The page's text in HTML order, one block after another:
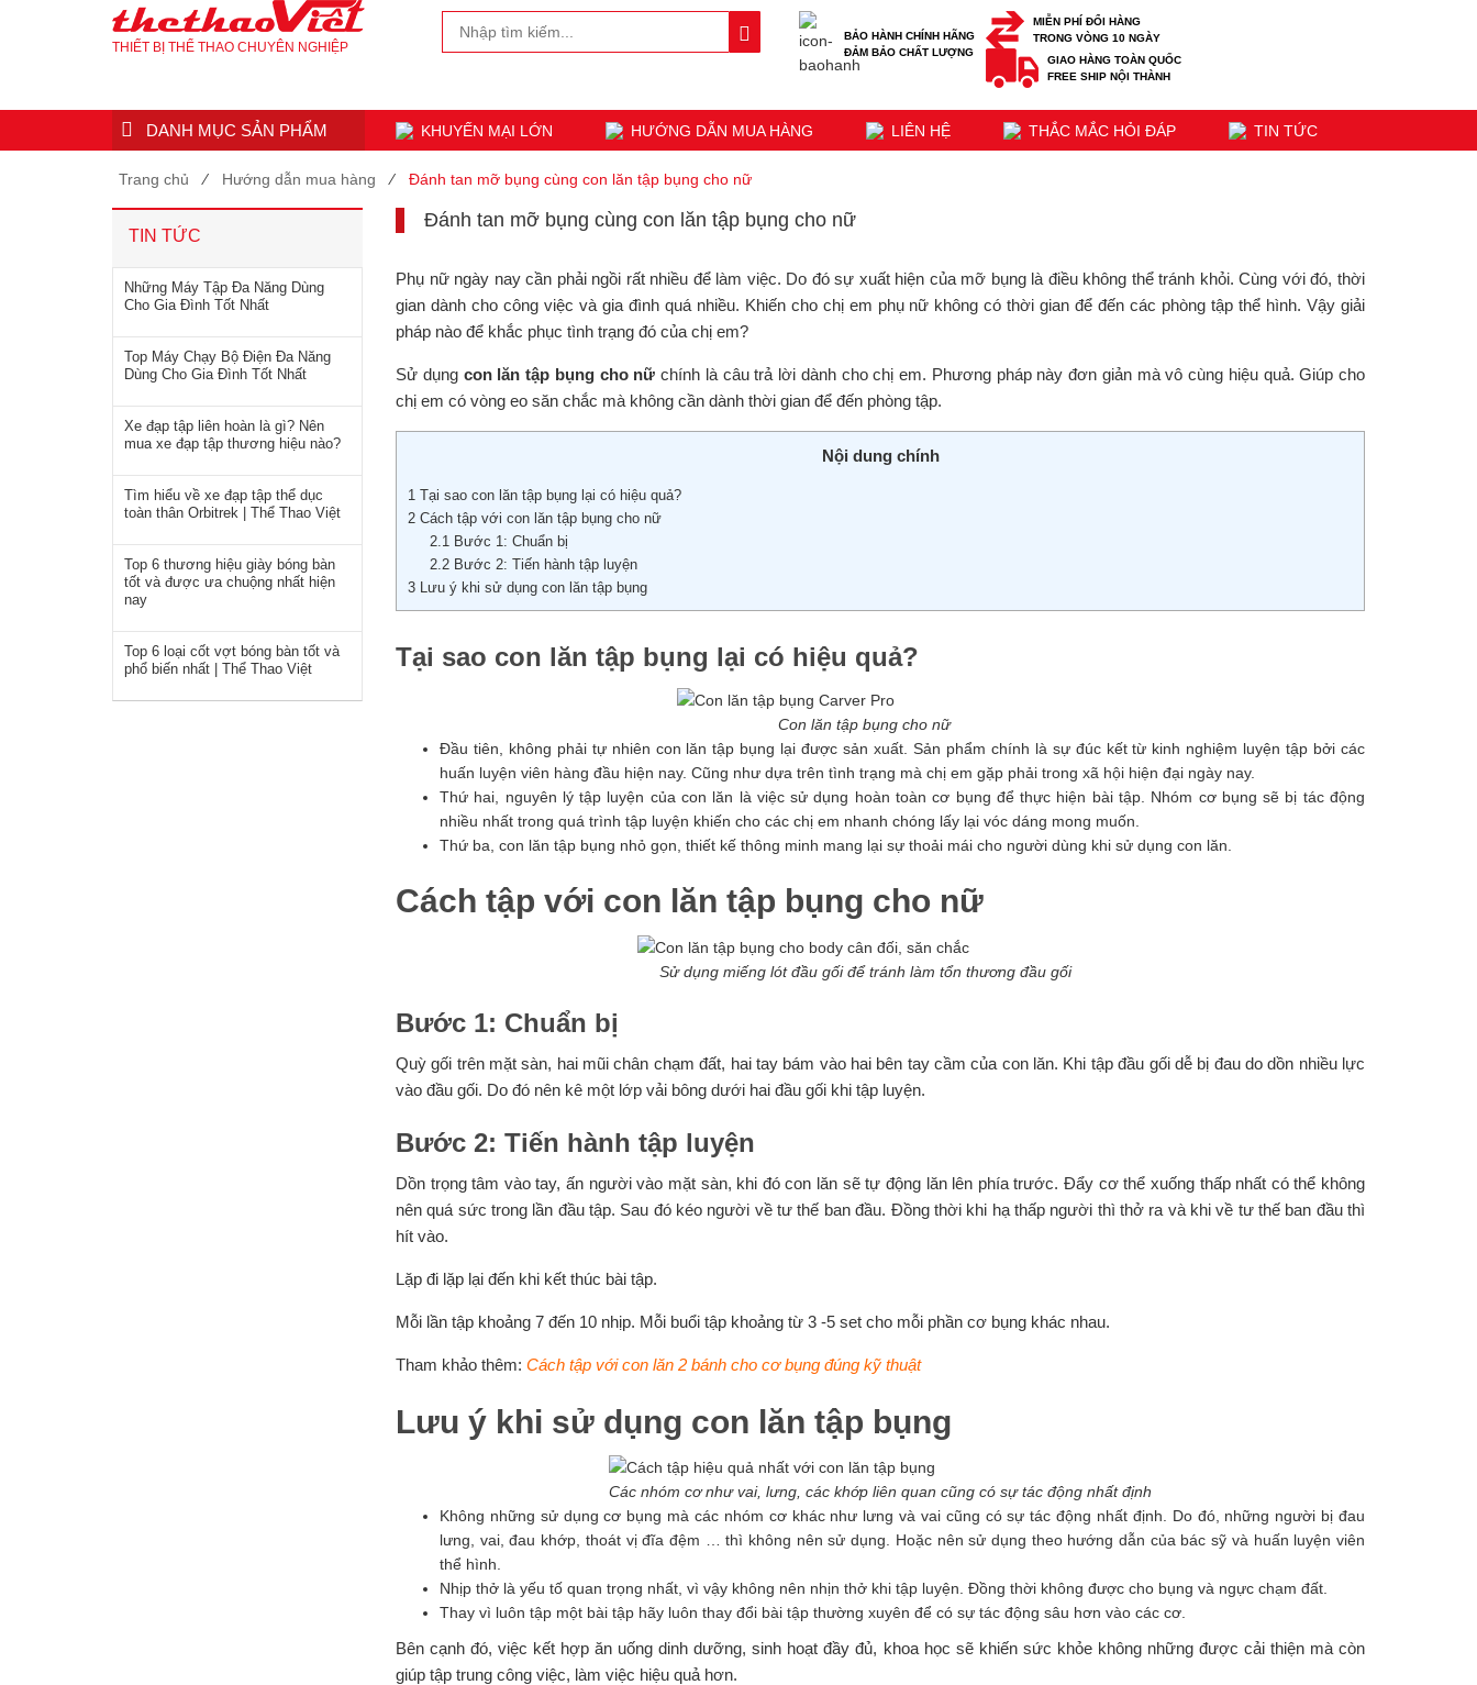
THIẾT BỊ THỂ THAO CHUYÊN NGHIỆP
BẢO HÀNH CHÍNH HÃNG
ĐẢM BẢO CHẤT LƯỢNG
MIỄN PHÍ ĐỔI HÀNG
TRONG VÒNG 10 NGÀY
GIAO HÀNG TOÀN QUỐC
FREE SHIP NỘI THÀNH
DANH MỤC SẢN PHẨM KHUYẾN MẠI LỚN HƯỚNG DẪN MUA HÀNG LIÊN HỆ THẮC MẮC HỎI ĐÁP TIN TỨC
Trang chủ ⁄ Hướng dẫn mua hàng ⁄ Đánh tan mỡ bụng cùng con lăn tập bụng cho nữ
TIN TỨC
Những Máy Tập Đa Năng Dùng
Cho Gia Đình Tốt Nhất
Top Máy Chạy Bộ Điện Đa Năng
Dùng Cho Gia Đình Tốt Nhất
Xe đạp tập liên hoàn là gì? Nên
mua xe đạp tập thương hiệu nào?
Tìm hiểu về xe đạp tập thể dục
toàn thân Orbitrek | Thể Thao Việt
Top 6 thương hiệu giày bóng bàn
tốt và được ưa chuộng nhất hiện
nay
Top 6 loại cốt vợt bóng bàn tốt và
phổ biến nhất | Thể Thao Việt
Đánh tan mỡ bụng cùng con lăn tập bụng cho nữ
Phụ nữ ngày nay cần phải ngồi rất nhiều để làm việc. Do đó sự xuất hiện của mỡ bụng là điều không thể tránh khỏi. Cùng với đó, thời
gian dành cho công việc và gia đình quá nhiều. Khiến cho chị em phụ nữ không có thời gian để đến các phòng tập thể hình. Vậy giải
pháp nào để khắc phục tình trạng đó của chị em?
Sử dụng con lăn tập bụng cho nữ chính là câu trả lời dành cho chị em. Phương pháp này đơn giản mà vô cùng hiệu quả. Giúp cho
chị em có vòng eo săn chắc mà không cần dành thời gian để đến phòng tập.
Nội dung chính
1 Tại sao con lăn tập bụng lại có hiệu quả?
2 Cách tập với con lăn tập bụng cho nữ
2.1Bước 1: Chuẩn bị
2.2Bước 2: Tiến hành tập luyện
3 Lưu ý khi sử dụng con lăn tập bụng
Tại sao con lăn tập bụng lại có hiệu quả?
Con lăn tập bụng cho nữ
Đầu tiên, không phải tự nhiên con lăn tập bụng lại được sản xuất. Sản phẩm chính là sự đúc kết từ kinh nghiệm luyện tập bởi các
huấn luyện viên hàng đầu hiện nay. Cũng như dựa trên tình trạng mà chị em gặp phải trong xã hội hiện đại ngày nay.
Thứ hai, nguyên lý tập luyện của con lăn là việc sử dụng hoàn toàn cơ bụng để thực hiện bài tập. Nhóm cơ bụng sẽ bị tác động
nhiều nhất trong quá trình tập luyện khiến cho các chị em nhanh chóng lấy lại vóc dáng mong muốn.
Thứ ba, con lăn tập bụng nhỏ gọn, thiết kế thông minh mang lại sự thoải mái cho người dùng khi sử dụng con lăn.
Cách tập với con lăn tập bụng cho nữ
Sử dụng miếng lót đầu gối để tránh làm tổn thương đầu gối
Bước 1: Chuẩn bị
Quỳ gối trên mặt sàn, hai mũi chân chạm đất, hai tay bám vào hai bên tay cầm của con lăn. Khi tập đầu gối dễ bị đau do dồn nhiều lực
vào đầu gối. Do đó nên kê một lớp vải bông dưới hai đầu gối khi tập luyện.
Bước 2: Tiến hành tập luyện
Dồn trọng tâm vào tay, ấn người vào mặt sàn, khi đó con lăn sẽ tự động lăn lên phía trước. Đẩy cơ thể xuống thấp nhất có thể không
nên quá sức trong lần đầu tập. Sau đó kéo người về tư thế ban đầu. Đồng thời khi hạ thấp người thì thở ra và khi về tư thế ban đầu thì
hít vào.
Lặp đi lặp lại đến khi kết thúc bài tập.
Mỗi lần tập khoảng 7 đến 10 nhịp. Mỗi buổi tập khoảng từ 3 -5 set cho mỗi phần cơ bụng khác nhau.
Tham khảo thêm: Cách tập với con lăn 2 bánh cho cơ bụng đúng kỹ thuật
Lưu ý khi sử dụng con lăn tập bụng
Các nhóm cơ như vai, lưng, các khớp liên quan cũng có sự tác động nhất định
Không những sử dụng cơ bụng mà các nhóm cơ khác như lưng và vai cũng có sự tác động nhất định. Do đó, những người bị đau
lưng, vai, đau khớp, thoát vị đĩa đệm … thì không nên sử dụng. Hoặc nên sử dụng theo hướng dẫn của bác sỹ và huấn luyện viên
thể hình.
Nhịp thở là yếu tố quan trọng nhất, vì vậy không nên nhịn thở khi tập luyện. Đồng thời không được cho bụng và ngực chạm đất.
Thay vì luôn tập một bài tập hãy luôn thay đổi bài tập thường xuyên để có sự tác động sâu hơn vào các cơ.
Bên cạnh đó, việc kết hợp ăn uống dinh dưỡng, sinh hoạt đầy đủ, khoa học sẽ khiến sức khỏe không những được cải thiện mà còn
giúp tập trung công việc, làm việc hiệu quả hơn.